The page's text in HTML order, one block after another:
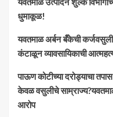
धुमाकूळ!
​यवतमाळ अर्बन बँकेची कर्जवसुली
कंटाळून व्यावसायिकाची
पाऊण कोटीच्या दरोड्याचा
केवळ वसुलीचे
आरोप